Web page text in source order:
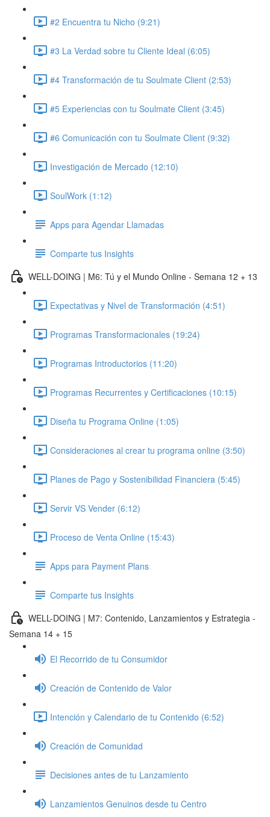
#2 Encuentra tu Nicho (9:21)
#3 La Verdad sobre tu Cliente Ideal (6:05)
#4 Transformación de tu Soulmate Client (2:53)
#5 Experiencias con tu Soulmate Client (3:45)
#6 Comunicación con tu Soulmate Client (9:32)
Investigación de Mercado (12:10)
SoulWork (1:12)
Apps para Agendar Llamadas
Comparte tus Insights
WELL-DOING | M6: Tú y el Mundo Online - Semana 12 + 13
Expectativas y Nivel de Transformación (4:51)
Programas Transformacionales (19:24)
Programas Introductorios (11:20)
Programas Recurrentes y Certificaciones (10:15)
Diseña tu Programa Online (1:05)
Consideraciones al crear tu programa online (3:50)
Planes de Pago y Sostenibilidad Financiera (5:45)
Servir VS Vender (6:12)
Proceso de Venta Online (15:43)
Apps para Payment Plans
Comparte tus Insights
WELL-DOING | M7: Contenido, Lanzamientos y Estrategia -
Semana 14 + 15
El Recorrido de tu Consumidor
Creación de Contenido de Valor
Intención y Calendario de tu Contenido (6:52)
Creación de Comunidad
Decisiones antes de tu Lanzamiento
Lanzamientos Genuinos desde tu Centro